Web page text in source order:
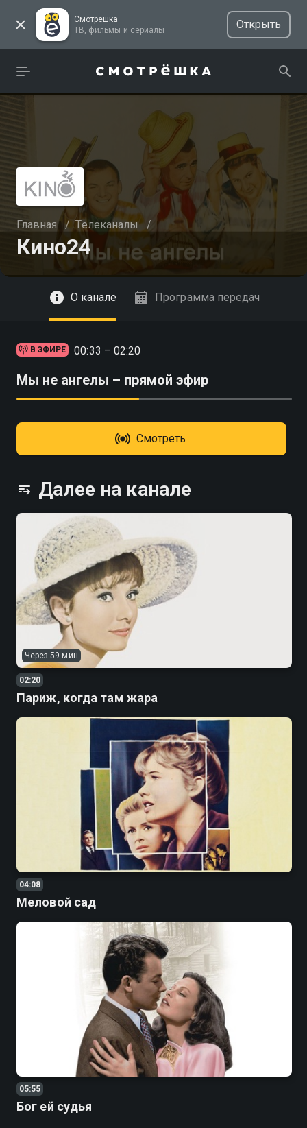
Смотрёшка
ТВ, фильмы и сериалы
Открыть
Главная / Телеканалы /
Кино24
О канале Программа передач
В ЭФИРЕ 00:33 – 02:20
Мы не ангелы – прямой эфир
Смотреть
Далее на канале
Через 59 мин
02:20
Париж, когда там жара
04:08
Меловой сад
05:55
Бог ей судья